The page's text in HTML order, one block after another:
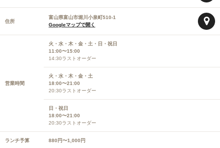
住所
富山県富山市堀川小泉町510-1
Googleマップで開く
営業時間
火・水・木・金・土・日・祝日
11:00〜15:00
14:30ラストオーダー
火・水・木・金・土
18:00〜21:00
20:30ラストオーダー
日・祝日
18:00〜21:00
20:30ラストオーダー
ランチ予算 880円〜1,000円